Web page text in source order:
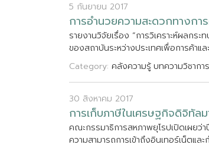
5 กันยายน 2017
การอานวยความสะดวกทางการ
รายงานวจยเรอง “การวเคราะหผลกระท
ของสถาบนระหวางประเทศเพอการคาและ
Category: คลังความรู้บทความวิชาการ
30 สิงหาคม 2017
การเกบภาษในเศรษฐกจดจทลม
คณะกรรมาธการสหภาพยโรปเปดเผยวา
ความสามารถการเขาถงอนเทอรเนตและ